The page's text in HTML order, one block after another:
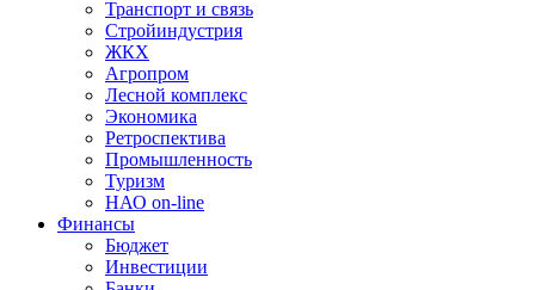
Транспорт и связь
Стройиндустрия
ЖКХ
Агропром
Лесной комплекс
Экономика
Ретроспектива
Промышленность
Туризм
НАО on-line
Финансы
Бюджет
Инвестиции